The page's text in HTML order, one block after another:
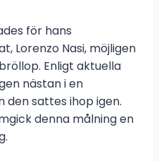
för hans
Lorenzo Nasi, möjligen
Enligt aktuella
nästan i en
den sattes ihop igen.
denna målning en